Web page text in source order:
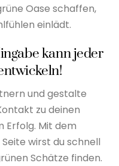
Oase schaffen,
einlädt.
kann jeder
und gestalte
zu deinen
Erfolg. Mit dem
wirst du schnell
Schätze finden.